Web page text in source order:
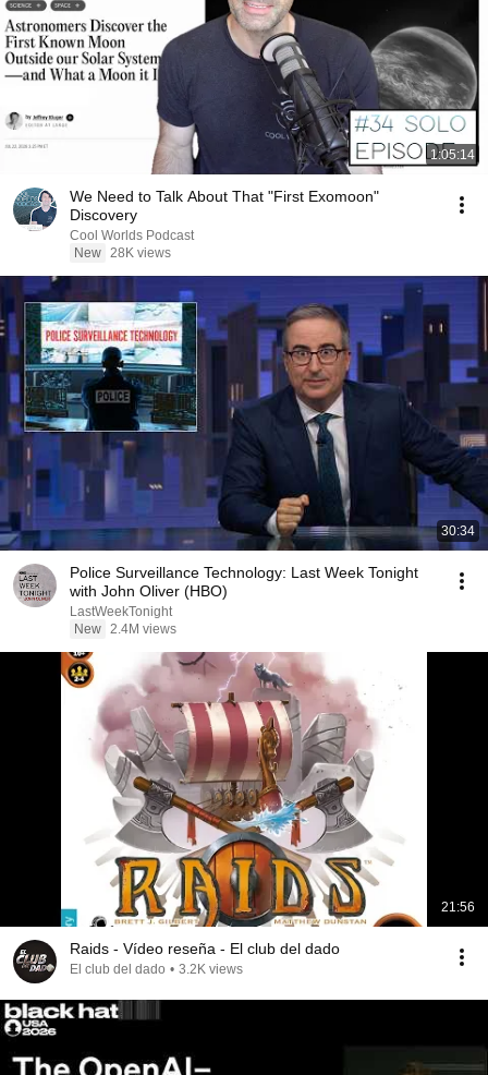
1:05:14
We Need to Talk About That "First Exomoon"
Discovery
Cool Worlds Podcast
New 28K views
30:34
Police Surveillance Technology: Last Week Tonight
with John Oliver (HBO)
LastWeekTonight
New 2.4M views
21:56
Raids - Vídeo reseña - El club del dado
El club del dado • 3.2K views